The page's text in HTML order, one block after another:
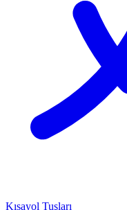
Kısayol Tuşları